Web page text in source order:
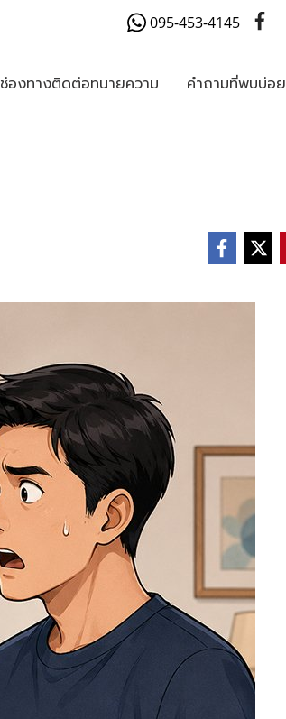
095-453-4145
ช่องทางติดต่อทนายความ คำถามที่พบบ่อย